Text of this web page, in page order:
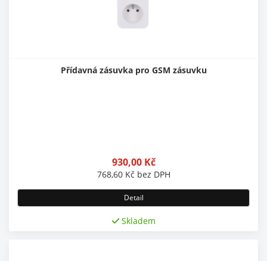
Přídavná zásuvka pro GSM zásuvku
930,00 Kč
768,60 Kč bez DPH
Detail
Skladem